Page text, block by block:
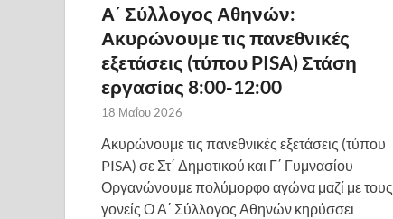
Α΄ Σύλλογος Αθηνών:
Ακυρώνουμε τις πανεθνικές
εξετάσεις (τύπου PISA) Στάση
εργασίας 8:00-12:00
18 Μαΐου 2026
Ακυρώνουμε τις πανεθνικές εξετάσεις (τύπου
PISA) σε Στ΄ Δημοτικού και Γ΄ Γυμνασίου
Οργανώνουμε πολύμορφο αγώνα μαζί με τους
γονείς Ο Α΄ Σύλλογος Αθηνών κηρύσσει